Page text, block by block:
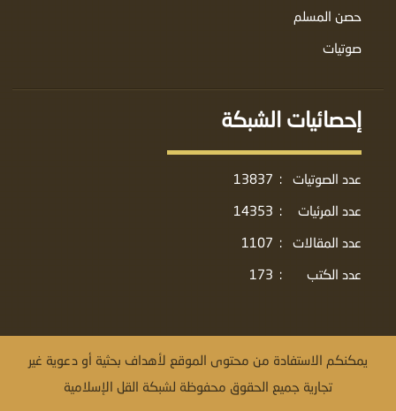
حصن المسلم
صوتيات
إحصائيات الشبكة
عدد الصوتيات :
13837
عدد المرئيات
:
14353
عدد المقالات
:
1107
عدد الكتب
:
173
يمكنكم الاستفادة من محتوى الموقع لأهداف بحثية أو دعوية غير
تجارية جميع الحقوق محفوظة لشبكة القل الإسلامية